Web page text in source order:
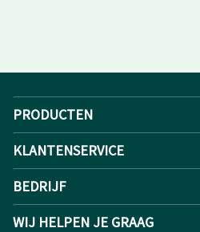
PRODUCTEN
KLANTENSERVICE
BEDRIJF
WIJ HELPEN JE GRAAG